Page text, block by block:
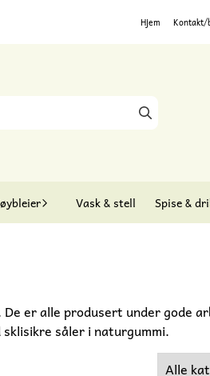
Hjem Kontakt/
Vask & stell Spise &
er alle produsert under gode
såler i naturgummi.